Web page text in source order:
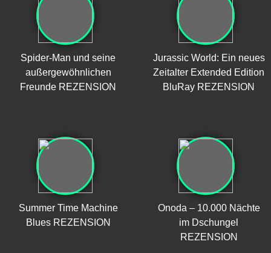
Spider-Man und seine
außergewöhnlichen
Freunde REZENSION
Jurassic World: Ein neues
Zeitalter Extended Edition
BluRay REZENSION
Summer Time Machine
Blues REZENSION
Onoda – 10.000 Nächte
im Dschungel
REZENSION